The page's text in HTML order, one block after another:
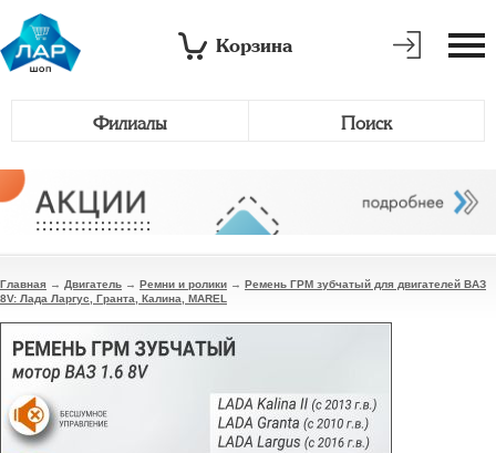
Корзина
Филиалы Поиск
Главная → Двигатель → Ремни и ролики → Ремень ГРМ зубчатый для двигателей ВАЗ
8V: Лада Ларгус, Гранта, Калина, MAREL